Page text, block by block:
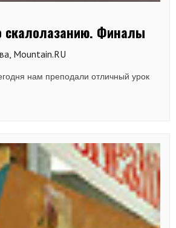
скалолазанию. Финалы
Mountain.RU
нам преподали отличный урок